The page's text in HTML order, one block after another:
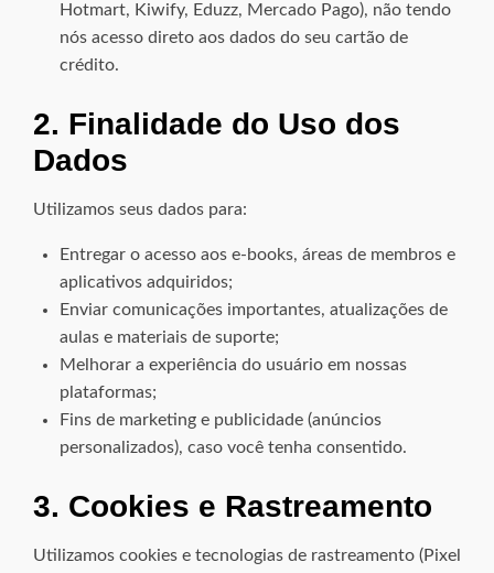
Hotmart, Kiwify, Eduzz, Mercado Pago), não tendo
nós acesso direto aos dados do seu cartão de
crédito.
2. Finalidade do Uso dos
Dados
Utilizamos seus dados para:
Entregar o acesso aos e-books, áreas de membros e
aplicativos adquiridos;
Enviar comunicações importantes, atualizações de
aulas e materiais de suporte;
Melhorar a experiência do usuário em nossas
plataformas;
Fins de marketing e publicidade (anúncios
personalizados), caso você tenha consentido.
3. Cookies e Rastreamento
Utilizamos cookies e tecnologias de rastreamento (Pixel